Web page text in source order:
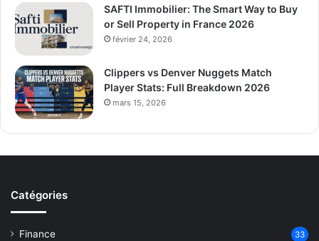
SAFTI Immobilier: The Smart Way to Buy
or Sell Property in France 2026
février 24, 2026
Clippers vs Denver Nuggets Match
Player Stats: Full Breakdown 2026
mars 15, 2026
Catégories
Finance 33